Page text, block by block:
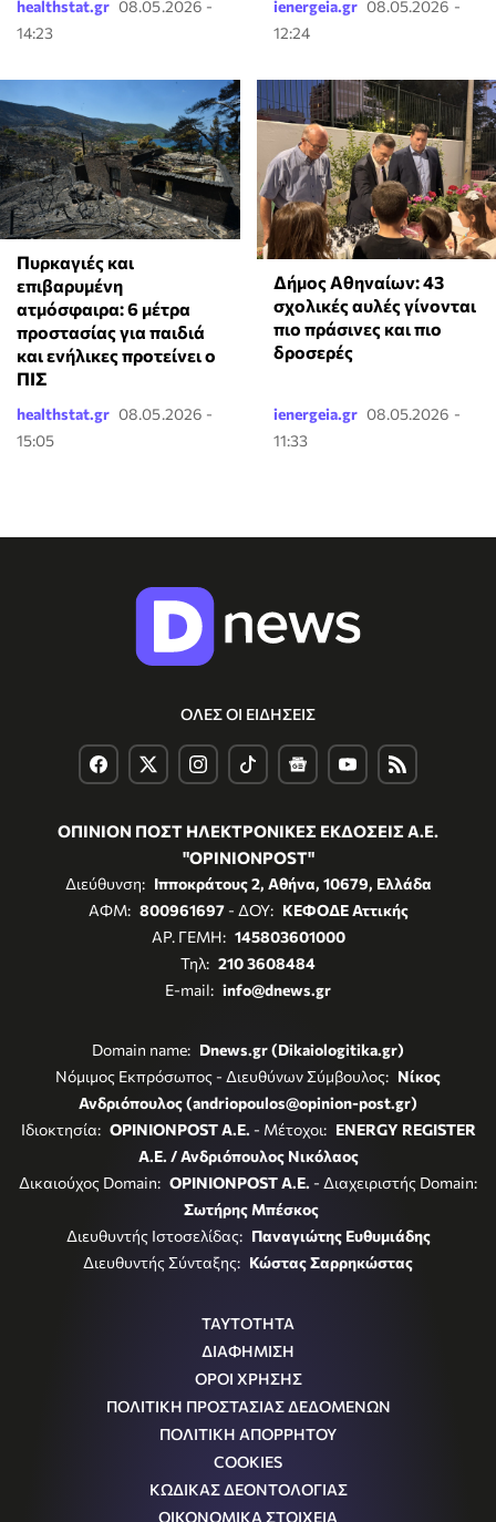
healthstat.gr 08.05.2026 -
14:23
ienergeia.gr 08.05.2026 -
12:24
Πυρκαγιές και
επιβαρυμένη
ατμόσφαιρα: 6 μέτρα
προστασίας για παιδιά
και ενήλικες προτείνει ο
ΠΙΣ
healthstat.gr 08.05.2026 -
15:05
Δήμος Αθηναίων: 43
σχολικές αυλές γίνονται
πιο πράσινες και πιο
δροσερές
ienergeia.gr 08.05.2026 -
11:33
ΟΛΕΣ ΟΙ ΕΙΔΗΣΕΙΣ
ΟΠΙΝΙΟΝ ΠΟΣΤ ΗΛΕΚΤΡΟΝΙΚΕΣ ΕΚΔΟΣΕΙΣ Α.Ε.
"OPINIONPOST"
Διεύθυνση: Ιπποκράτους 2, Αθήνα, 10679, Ελλάδα
ΑΦΜ: 800961697- ΔΟΥ: ΚΕΦΟΔΕ Αττικής
ΑΡ. ΓΕΜΗ: 145803601000
Τηλ: 210 3608484
E-mail: info@dnews.gr
Domain name: Dnews.gr (Dikaiologitika.gr)
Νόμιμος Εκπρόσωπος - Διευθύνων Σύμβουλος: Νίκος
Ανδριόπουλος (andriopoulos@opinion-post.gr)
Ιδιοκτησία: OPINIONPOST A.E. - Μέτοχοι: ENERGY REGISTER
Α.Ε. / Ανδριόπουλος Νικόλαος
Δικαιούχος Domain: OPINIONPOST A.E. - Διαχειριστής Domain:
Σωτήρης Μπέσκος
Διευθυντής Ιστοσελίδας: Παναγιώτης Ευθυμιάδης
Διευθυντής Σύνταξης: Κώστας Σαρρηκώστας
ΤΑΥΤΟΤΗΤΑ
ΔΙΑΦΗΜΙΣΗ
ΟΡΟΙ ΧΡΗΣΗΣ
ΠΟΛΙΤΙΚΗ ΠΡΟΣΤΑΣΙΑΣ ΔΕΔΟΜΕΝΩΝ
ΠΟΛΙΤΙΚΗ ΑΠΟΡΡΗΤΟΥ
COOKIES
ΚΩΔΙΚΑΣ ΔΕΟΝΤΟΛΟΓΙΑΣ
ΟΙΚΟΝΟΜΙΚΑ ΣΤΟΙΧΕΙΑ